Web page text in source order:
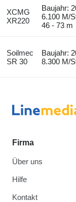
XCMG
XR220
Baujahr:
6.100 M/
46 - 73 m
Soilmec
SR 30
Baujahr:
8.300 M/
Firma
Über uns
Hilfe
Kontakt